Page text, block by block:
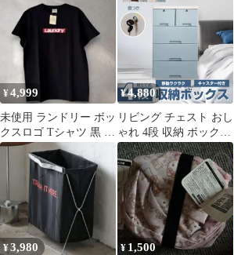
濯かご 収納
¥4,999
未使用 ランドリー ボッ
クスロゴ Tシャツ 黒 ブ
ラック 男女兼用
¥4,880
リビング チェスト おし
ゃれ 4段 収納 ボックス
衣類 衣装 ランドリー
ケース タンス プラスチ
ック 引き出し 鍵つき
整理 スリム 家具 新生
活 ny422
¥3,980 ¥ 1,500